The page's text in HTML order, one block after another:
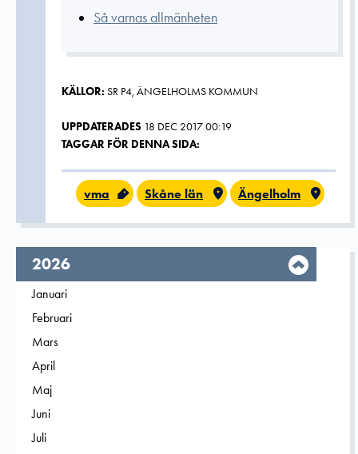
Så varnas allmänheten
KÄLLOR: SR P4, ÄNGELHOLMS KOMMUN
UPPDATERADES 18 DEC 2017 00:19
TAGGAR FÖR DENNA SIDA:
vma Skåne län Ängelholm
År,
2026
Filtrera på
Januari
Filtrera på
Februari
Filtrera på
Mars
Filtrera på
April
Filtrera på
Maj
Filtrera på
Juni
Filtrera på
Juli